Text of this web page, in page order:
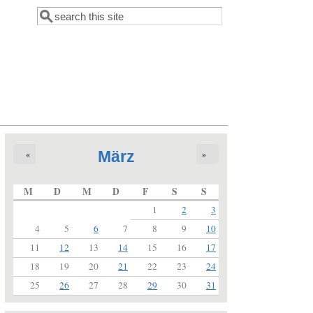
Suchformular
Suche
März
« »
M D M D F S S
1 2
3
4
5 6 7 8 9
10
11
12 13 14 15 16
17
18
19 20 21 22 23
24
25
26 27 28 29 30 31